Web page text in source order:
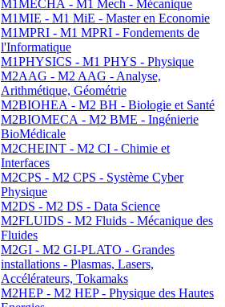
M1MECHA - M1 Mech - Mécanique
M1MIE - M1 MiE - Master en Economie
M1MPRI - M1 MPRI - Fondements de
l'Informatique
M1PHYSICS - M1 PHYS - Physique
M2AAG - M2 AAG - Analyse,
Arithmétique, Géométrie
M2BIOHEA - M2 BH - Biologie et Santé
M2BIOMECA - M2 BME - Ingénierie
BioMédicale
M2CHEINT - M2 CI - Chimie et
Interfaces
M2CPS - M2 CPS - Système Cyber
Physique
M2DS - M2 DS - Data Science
M2FLUIDS - M2 Fluids - Mécanique des
Fluides
M2GI - M2 GI-PLATO - Grandes
installations - Plasmas, Lasers,
Accélérateurs, Tokamaks
M2HEP - M2 HEP - Physique des Hautes